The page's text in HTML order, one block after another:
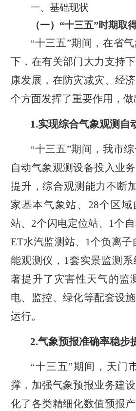
一、基础现状
（一）“十三五”时期取
“十三五”期间，在省
下，在有关部门大力支持
康发展，在防灾减灾、经
个方面发挥了重要作用，做
1.实现综合气象观测自
“十三五”期间，我市
自动气象观测设备投入业
提升，综合观测能力不断
家基本气象站、 28个区域
站、 2个闪电定位站、 1个
ET水汽监测站、 1个负离子
能观测仪， 1套实景监测
著提升了灾害性天气的监
电、监控、绿化等配套设
运行。
2.气象预报准确率稳步
“十三五”期间，天门
撑，加强气象预报业务建
化了各类精细化数值预报